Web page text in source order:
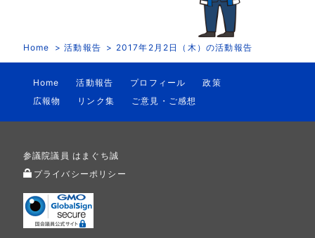
Home 活動報告 2017年2月2日（木）の活動報告
Home 活動報告 プロフィール
政策
広報物
リンク集 ご意見・ご感想
参議院議員 はまぐち誠
プライバシーポリシー